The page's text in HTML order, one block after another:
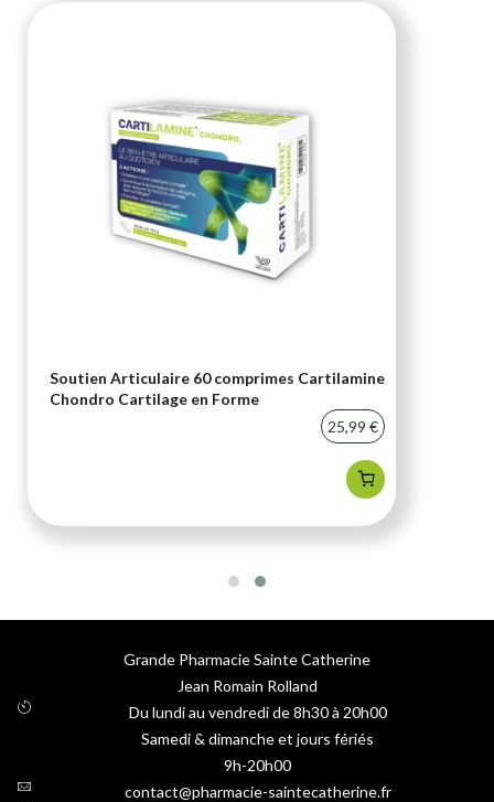
Soutien Articulaire 60 comprimes Cartilamine
Chondro Cartilage en Forme
25,99 €
Grande Pharmacie Sainte Catherine
Jean Romain Rolland
Du lundi au vendredi de 8h30 à 20h00
Samedi & dimanche et jours fériés
9h-20h00
contact@pharmacie-saintecatherine.fr